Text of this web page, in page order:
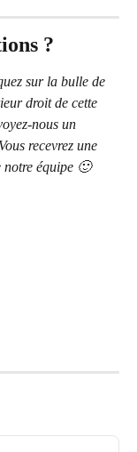
?
sur la bulle de
droit de cette
nous un
Vous recevrez une
notre équipe 🙂